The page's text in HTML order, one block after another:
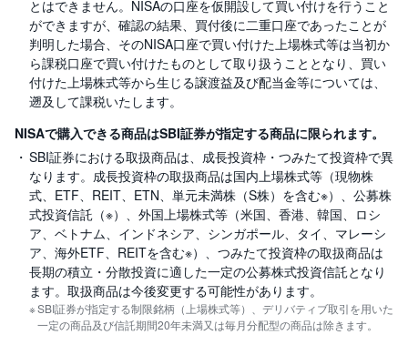
とはできません。NISAの口座を仮開設して買い付けを行うこと
ができますが、確認の結果、買付後に二重口座であったことが
判明した場合、そのNISA口座で買い付けた上場株式等は当初か
ら課税口座で買い付けたものとして取り扱うこととなり、買い
付けた上場株式等から生じる譲渡益及び配当金等については、
遡及して課税いたします。
NISAで購入できる商品はSBI証券が指定する商品に限られます。
SBI証券における取扱商品は、成長投資枠・つみたて投資枠で異
なります。成長投資枠の取扱商品は国内上場株式等（現物株
式、ETF、REIT、ETN、単元未満株（S株）を含む※）、公募株
式投資信託（※）、外国上場株式等（米国、香港、韓国、ロシ
ア、ベトナム、インドネシア、シンガポール、タイ、マレーシ
ア、海外ETF、REITを含む※）、つみたて投資枠の取扱商品は
長期の積立・分散投資に適した一定の公募株式投資信託となり
ます。取扱商品は今後変更する可能性があります。
SBI証券が指定する制限銘柄（上場株式等）、デリバティブ取引を用いた
一定の商品及び信託期間20年未満又は毎月分配型の商品は除きます。